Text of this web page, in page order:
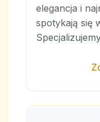
elegancja i
spotykają się